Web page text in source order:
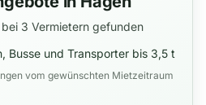
3 Vermietern gefunden
Busse und Transporter bis 3,5 t
vom gewünschten Mietzeitraum